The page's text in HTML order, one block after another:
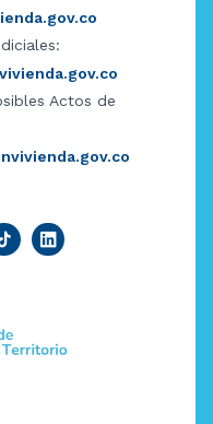
Actos de